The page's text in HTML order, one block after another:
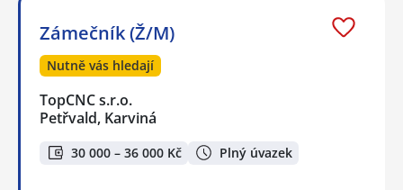
Zámečník (Ž/M)
Nutně vás hledají
TopCNC s.r.o.
Petřvald, Karviná
30 000 – 36 000 Kč Plný úvazek